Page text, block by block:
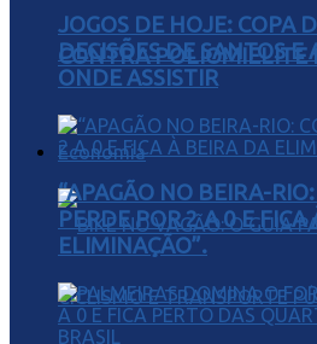
CONTRA POLIOMIELITE
Economia
JOGOS DE HOJE: COPA
DECISÕES DE SANTOS
ONDE ASSISTIR
“APAGÃO NO BEIRA-
PERDE POR 2 A 0 E FICA
ELIMINAÇÃO”.